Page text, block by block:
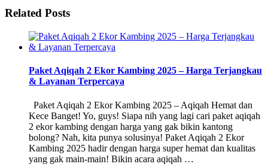
Related Posts
Paket Aqiqah 2 Ekor Kambing 2025 – Harga Terjangkau
& Layanan Terpercaya
Paket Aqiqah 2 Ekor Kambing 2025 – Aqiqah Hemat dan
Kece Banget! Yo, guys! Siapa nih yang lagi cari paket aqiqah
2 ekor kambing dengan harga yang gak bikin kantong
bolong? Nah, kita punya solusinya! Paket Aqiqah 2 Ekor
Kambing 2025 hadir dengan harga super hemat dan kualitas
yang gak main-main! Bikin acara aqiqah …